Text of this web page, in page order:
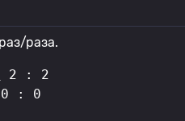
раза.
2 : 2
0 : 0